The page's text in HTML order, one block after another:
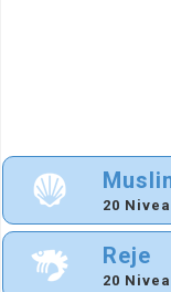
20
Reje
20